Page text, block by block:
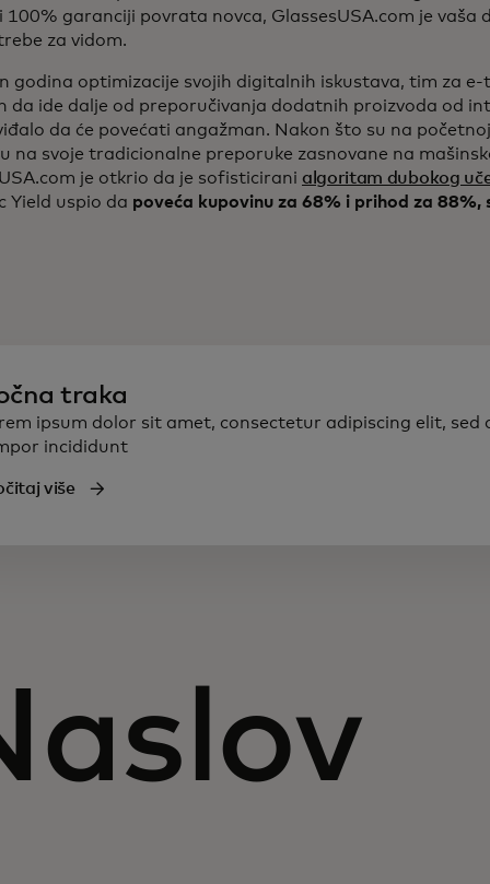
100% garanciji povrata novca, GlassesUSA.com je vaša
za vidom.
godina optimizacije svojih digitalnih iskustava, tim za
da ide dalje od preporučivanja dodatnih proizvoda od
da će povećati angažman. Nakon što su na
na svoje tradicionalne preporuke zasnovane na
je otkrio da je sofisticirani algoritam dubokog
Yield uspio da poveća kupovinu za 68% i prihod za 88%,
traka
ipsum dolor sit amet, consectetur adipiscing elit, sed
incididunt
više